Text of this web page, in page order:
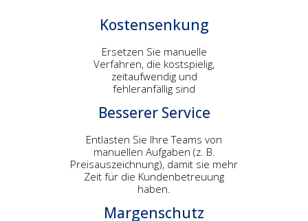
Kostensenkung
Ersetzen Sie manuelle
Verfahren, die kostspielig,
zeitaufwendig und
fehleranfällig sind
Besserer Service
Entlasten Sie Ihre Teams von
manuellen Aufgaben (z. B.
Preisauszeichnung), damit sie mehr
Zeit für die Kundenbetreuung
haben.
Margenschutz